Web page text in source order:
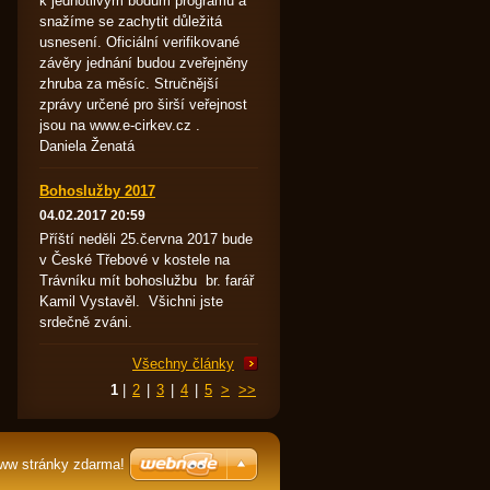
snažíme se zachytit důležitá
usnesení. Oficiální verifikované
závěry jednání budou zveřejněny
zhruba za měsíc. Stručnější
zprávy určené pro širší veřejnost
jsou na www.e-cirkev.cz .
Daniela Ženatá
Bohoslužby 2017
04.02.2017 20:59
Příští neděli 25.června 2017 bude
v České Třebové v kostele na
Trávníku mít bohoslužbu br. farář
Kamil Vystavěl. Všichni jste
srdečně zváni.
Všechny články
1
2 3 4 5 > >>
stránky zdarma!